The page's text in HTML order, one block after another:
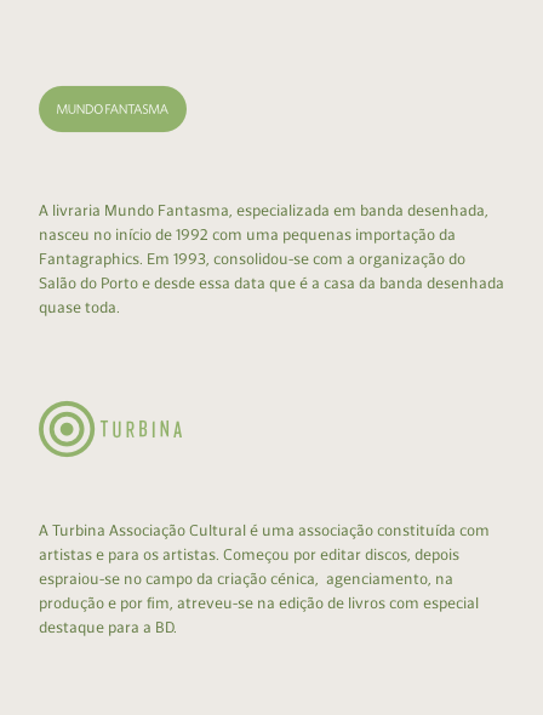
A livraria Mundo Fantasma, especializada em banda desenhada,
nasceu no início de 1992 com uma pequenas importação da
Fantagraphics. Em 1993, consolidou-se com a organização do
Salão do Porto e desde essa data que é a casa da banda desenhada
quase toda.
A Turbina Associação Cultural é uma associação constituída com
artistas e para os artistas. Começou por editar discos, depois
espraiou-se no campo da criação cénica, agenciamento, na
produção e por fim, atreveu-se na edição de livros com especial
destaque para a BD.